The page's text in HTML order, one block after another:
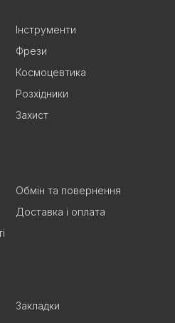
Інструменти
Фрези
Космоцевтика
Розхідники
Захист
Обмін та повернення
Доставка і оплата
Закладки